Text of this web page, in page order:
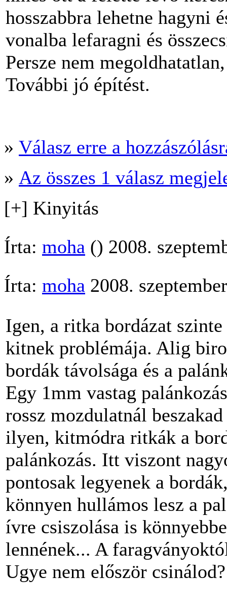
hosszabbra lehetne hagyni
vonalba lefaragni és
Persze nem
További jó építést.
» Válasz erre a
» Az összes 1 válasz
[+] Kinyitás
Írta: moha () 2008.
Írta: moha 2008.
Igen, a ritka bordázat
kitnek problémája. Alig
bordák távolsága és a
Egy 1mm vastag
rossz mozdulatnál
ilyen, kitmódra ritkák a
palánkozás. Itt viszont
pontosak legyenek a
könnyen hullámos lesz a
ívre csiszolása is
lennének... A
Ugye nem először csinálod?